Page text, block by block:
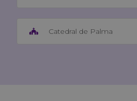
Catedral de Palma